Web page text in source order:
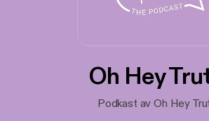
Oh Hey
Podkast av Oh Hey